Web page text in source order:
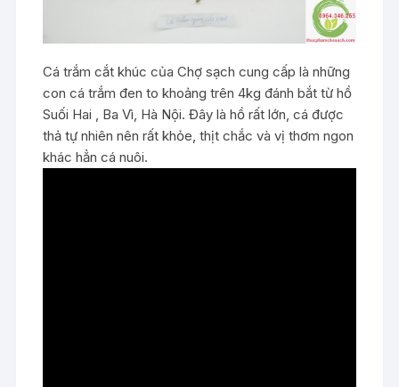
Cá trắm cắt khúc của Chợ sạch cung cấp là những
con cá trắm đen to khoảng trên 4kg đánh bắt từ hồ
Suối Hai , Ba Vì, Hà Nội. Đây là hồ rất lớn, cá được
thả tự nhiên nên rất khỏe, thịt chắc và vị thơm ngon
khác hẳn cá nuôi.